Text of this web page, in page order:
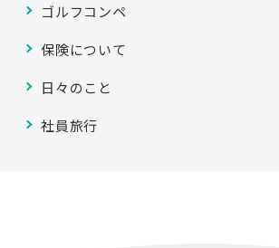
ゴルフコンペ
保険について
日々のこと
社員旅行